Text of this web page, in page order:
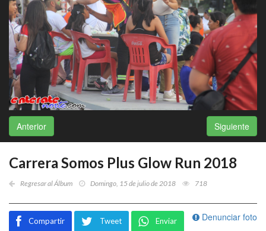
Anterior Siguiente
Carrera Somos Plus Glow Run 2018
Regresar al Álbum Domingo, 15 de julio de 2018 718
Denunciar foto
Compartir Tweet Enviar